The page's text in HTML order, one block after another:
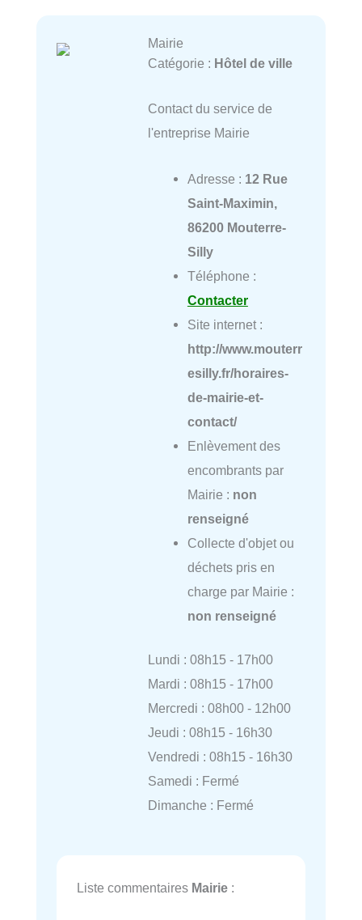
Mairie
Catégorie : Hôtel de ville
Contact du service de
l'entreprise Mairie
Adresse : 12 Rue
Saint-Maximin,
86200 Mouterre-
Silly
Téléphone :
Contacter
Site internet :
http://www.mouterr
esilly.fr/horaires-
de-mairie-et-
contact/
Enlèvement des
encombrants par
Mairie : non
renseigné
Collecte d'objet ou
déchets pris en
charge par Mairie :
non renseigné
Lundi : 08h15 - 17h00
Mardi : 08h15 - 17h00
Mercredi : 08h00 - 12h00
Jeudi : 08h15 - 16h30
Vendredi : 08h15 - 16h30
Samedi : Fermé
Dimanche : Fermé
Liste commentaires Mairie :